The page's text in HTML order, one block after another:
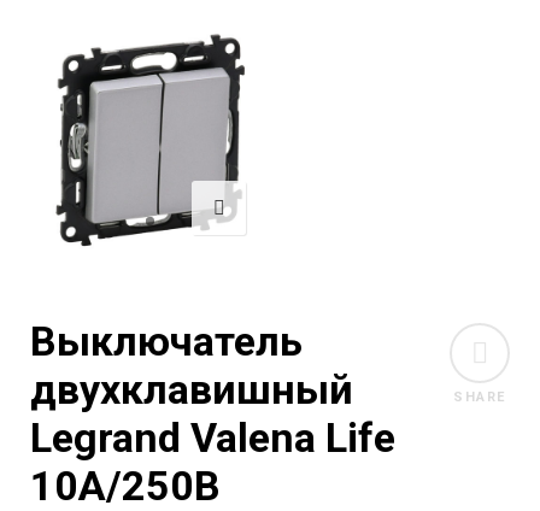
SHARE
Выключатель
двухклавишный
Legrand Valena Life
10A/250В